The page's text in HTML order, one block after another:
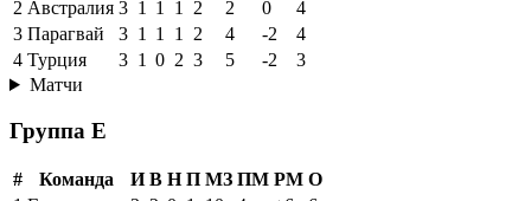
2 Австралия 3 1 1 1 2 2 0
4
3 Парагвай 3 1 1 1 2 4 -2
4
4 Турция 3 1 0 2 3 5 -2
3
Матчи
Группа E
# Команда И В Н П МЗ ПМ РМ О